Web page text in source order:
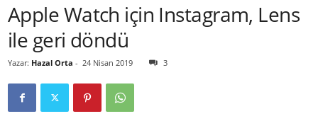
Apple Watch için Instagram, Lens
ile geri döndü
Yazar: Hazal Orta - 24 Nisan 2019 3